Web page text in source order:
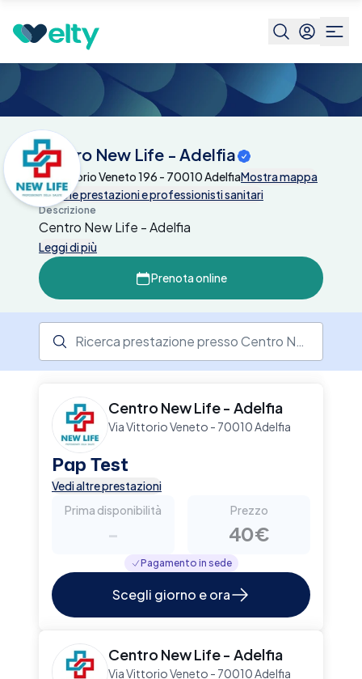
Centro New Life - Adelfia
Via Vittorio Veneto 196 - 70010 AdelfiaMostra mappa
Tutte le prestazioni e professionisti sanitari
Descrizione
Centro New Life - Adelfia
Leggi di più
Prenota online
Centro New Life - Adelfia
Via Vittorio Veneto - 70010 Adelfia
Pap Test
Vedi altre prestazioni
Prima disponibilità
-
Prezzo
40€
Pagamento in sede
Scegli giorno e ora
Centro New Life - Adelfia
Via Vittorio Veneto - 70010 Adelfia